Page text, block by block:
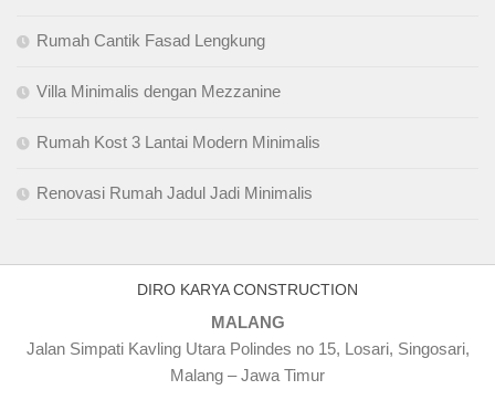
Rumah Cantik Fasad Lengkung
Villa Minimalis dengan Mezzanine
Rumah Kost 3 Lantai Modern Minimalis
Renovasi Rumah Jadul Jadi Minimalis
DIRO KARYA CONSTRUCTION
MALANG
Jalan Simpati Kavling Utara Polindes no 15, Losari, Singosari,
Malang – Jawa Timur